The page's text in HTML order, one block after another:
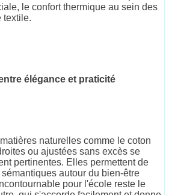
le confort thermique au sein des
textile.
élégance et praticité
naturelles comme le coton
ou ajustées sans excès se
pertinentes. Elles permettent de
autour du bien-être
pour l'école reste le